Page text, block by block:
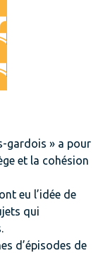
gardois » a pour
et la cohésion
eu l’idée de
qui
d’épisodes de